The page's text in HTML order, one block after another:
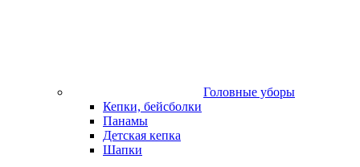
Головные уборы
Кепки, бейсболки
Панамы
Детская кепка
Шапки